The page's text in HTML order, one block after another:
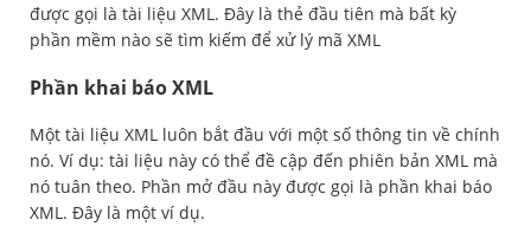
được gọi là tài liệu XML. Đây là thẻ đầu tiên mà bất kỳ
phần mềm nào sẽ tìm kiếm để xử lý mã XML
Phần khai báo XML
Một tài liệu XML luôn bắt đầu với một số thông tin về chính
nó. Ví dụ: tài liệu này có thể đề cập đến phiên bản XML mà
nó tuân theo. Phần mở đầu này được gọi là phần khai báo
XML. Đây là một ví dụ.